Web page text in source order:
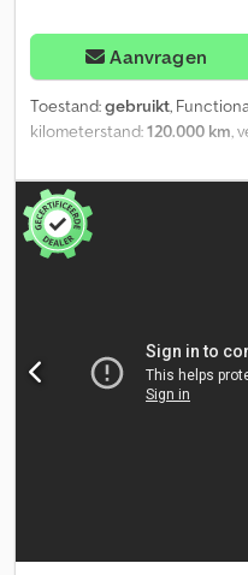
Aanvragen
Toestand:gebruikt,
kilometerstand:120.000 km,
,
totaalgewicht:14.000 kg,
bestuurderscabine:
Uitrusting:
Jear: 2009 Dcodpfx Abjzr Iy